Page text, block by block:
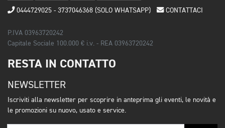
0444729025 - 3737046368 (SOLO WHATSAPP) CONTATTACI
P.IVA 03963720242
Capitale Sociale 100.000 € i.v. - REA 03963720242
RESTA IN CONTATTO
NEWSLETTER
Iscriviti alla newsletter per scoprire in anteprima gli eventi, le novità e
le promozioni su nuovo, usato e service.